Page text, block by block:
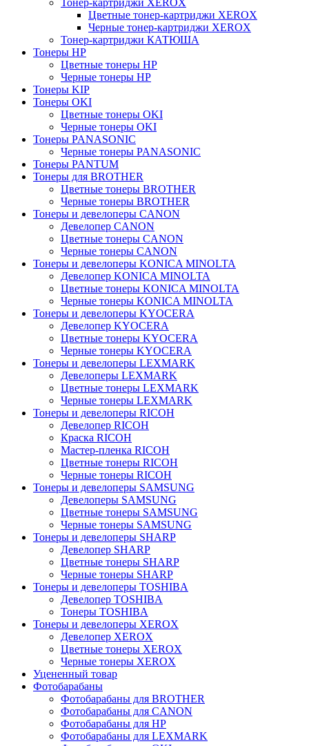
Тонер-картриджи XEROX
Цветные тонер-картриджи XEROX
Черные тонер-картриджи XEROX
Тонер-картриджи КАТЮША
Тонеры HP
Цветные тонеры HP
Черные тонеры HP
Тонеры KIP
Тонеры OKI
Цветные тонеры OKI
Черные тонеры OKI
Тонеры PANASONIC
Черные тонеры PANASONIC
Тонеры PANTUM
Тонеры для BROTHER
Цветные тонеры BROTHER
Черные тонеры BROTHER
Тонеры и девелоперы CANON
Девелопер CANON
Цветные тонеры CANON
Черные тонеры CANON
Тонеры и девелоперы KONICA MINOLTA
Девелопер KONICA MINOLTA
Цветные тонеры KONICA MINOLTA
Черные тонеры KONICA MINOLTA
Тонеры и девелоперы KYOCERA
Девелопер KYOCERA
Цветные тонеры KYOCERA
Черные тонеры KYOCERA
Тонеры и девелоперы LEXMARK
Девелоперы LEXMARK
Цветные тонеры LEXMARK
Черные тонеры LEXMARK
Тонеры и девелоперы RICOH
Девелопер RICOH
Краска RICOH
Мастер-пленка RICOH
Цветные тонеры RICOH
Черные тонеры RICOH
Тонеры и девелоперы SAMSUNG
Девелоперы SAMSUNG
Цветные тонеры SAMSUNG
Черные тонеры SAMSUNG
Тонеры и девелоперы SHARP
Девелопер SHARP
Цветные тонеры SHARP
Черные тонеры SHARP
Тонеры и девелоперы TOSHIBA
Девелопер TOSHIBA
Тонеры TOSHIBA
Тонеры и девелоперы XEROX
Девелопер XEROX
Цветные тонеры XEROX
Черные тонеры XEROX
Уцененный товар
Фотобарабаны
Фотобарабаны для BROTHER
Фотобарабаны для CANON
Фотобарабаны для HP
Фотобарабаны для LEXMARK